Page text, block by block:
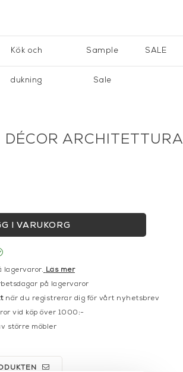
Kök och
dukning
Sample
Sale
SALE
ARCHITETTURA
I VARUKORG
lagervaror. Läs mer
på lagervaror
när du registrerar dig för vårt nyhetsbrev
vid köp över 1000:-
större möbler